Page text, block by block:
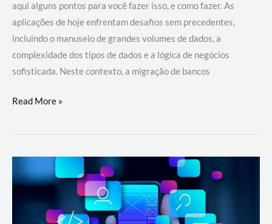
aqui alguns pontos para você fazer isso, e como fazer. As
aplicações de hoje enfrentam desafios sem precedentes,
incluindo o manuseio de grandes volumes de dados, a
complexidade dos tipos de dados e a lógica de negócios
sofisticada. Neste contexto, a migração de bancos
Por
migrar
de
Read More »